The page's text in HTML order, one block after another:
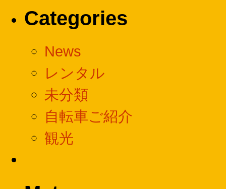
Categories
News
レンタル
未分類
自転車ご紹介
観光